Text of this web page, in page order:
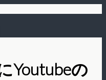
Youtubeの